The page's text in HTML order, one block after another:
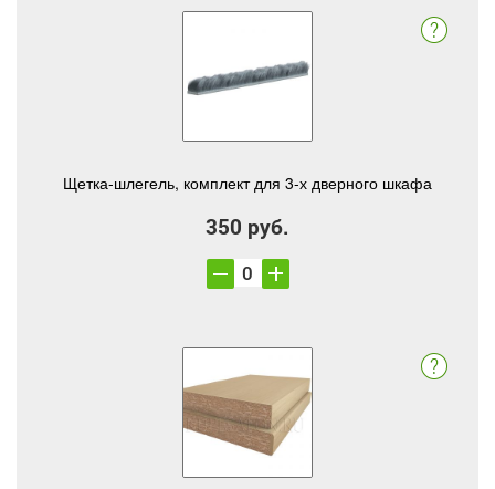
Щетка-шлегель, комплект для 3-х дверного шкафа
350 руб.